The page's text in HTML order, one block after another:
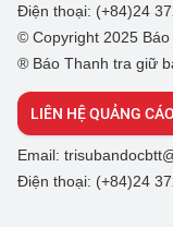
Điện thoại: (+84)24
© Copyright 2025
® Báo Thanh tra giữ
LIÊN HỆ QUẢNG CÁO
Email:
Điện thoại: (+84)24